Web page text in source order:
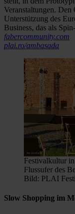
Veranstaltungen.
Unterstützung des
Business, das als
fabercommunity.com
plai.ro/ambasada
Festivalkultur
Flussufer des
Bild: PLAI
Slow Shopping im